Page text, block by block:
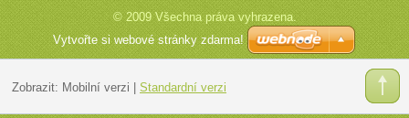
© 2009 Všechna práva vyhrazena.
Vytvořte si webové stránky zdarma!
Zobrazit: Mobilní verzi Standardní verzi